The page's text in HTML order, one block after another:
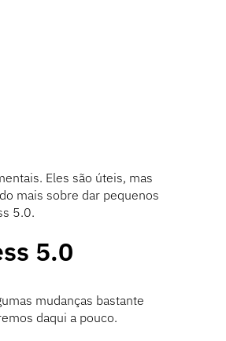
Eles são úteis, mas
mais sobre dar pequenos
5.0.
5.0
mudanças bastante
daqui a pouco.